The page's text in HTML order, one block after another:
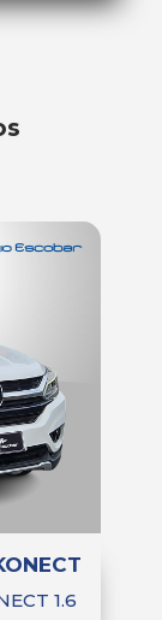
1.6